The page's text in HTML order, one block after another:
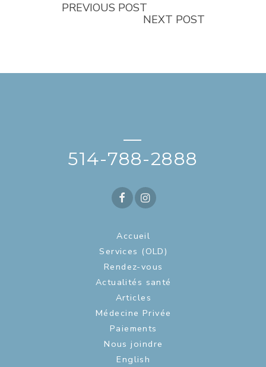
PREVIOUS POST
NEXT POST
—
514-788-2888
Accueil
Services (OLD)
Rendez-vous
Actualités santé
Articles
Médecine Privée
Paiements
Nous joindre
English